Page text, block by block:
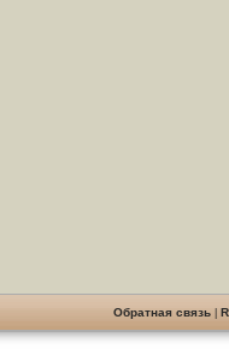
Обратная связь